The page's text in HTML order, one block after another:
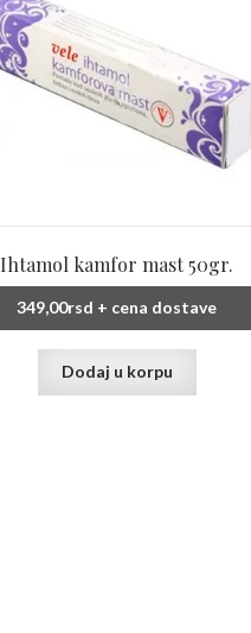
Ihtamol kamfor mast 50gr.
349,00rsd + cena dostave
Dodaj u korpu